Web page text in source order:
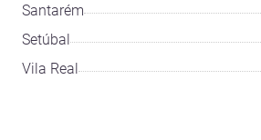
Santarém
Setúbal
Vila Real